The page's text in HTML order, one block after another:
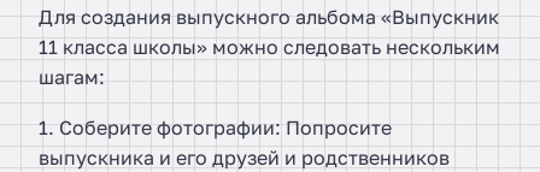
Для создания выпускного альбома «Выпускник
11 класса школы» можно следовать нескольким
шагам:
1. Соберите фотографии: Попросите
выпускника и его друзей и родственников